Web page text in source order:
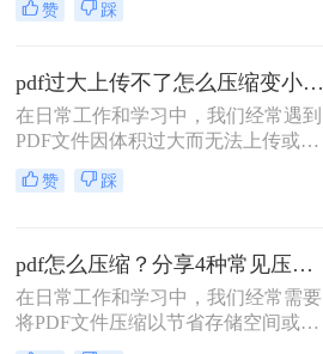
传输速度。那么pdf怎么压缩的小一点
绍三种实用的PDF压缩方法，帮助您
轻松将PDF文件压缩得更小。
赞 踩
pdf过大上传不了怎么压缩变小？快来试试这3种压缩方法！
在日常工作和学习中，我们经常遇到
PDF文件因体积过大而无法上传或分
享的情况。那么pdf过大上传不了怎么
压缩变小呢？为了帮助您轻松应对这
赞 踩
pdf怎么压缩？分享4种常见压缩方法！
在日常工作和学习中，我们经常需要
将PDF文件压缩以节省存储空间或加
快传输速度。那么pdf怎么压缩呢？本